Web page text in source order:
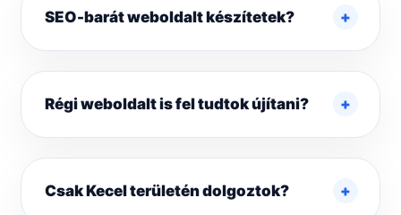
SEO-barát weboldalt készítetek?
Régi weboldalt is fel tudtok újítani?
Csak Kecel területén dolgoztok?